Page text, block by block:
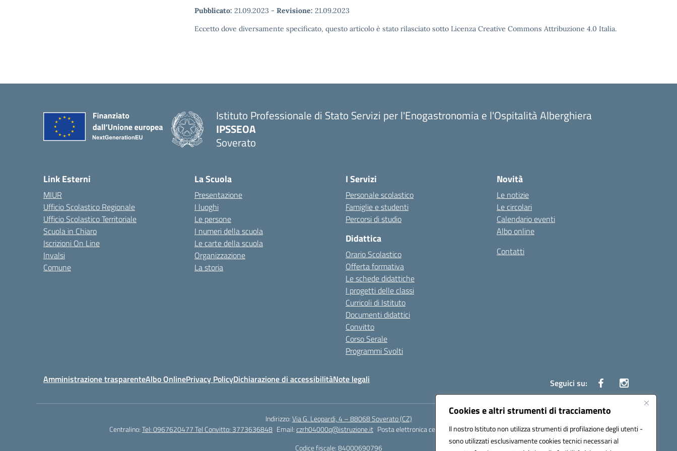
Cookies e altri strumenti di tracciamento
Il nostro Istituto non utilizza strumenti di profilazione degli utenti -
sono utilizzati esclusivamente cookies tecnici necessari al
Pubblicato: 21.09.2023 - Revisione: 21.09.2023
Eccetto dove diversamente specificato, questo articolo è stato rilasciato sotto Licenza Creative Commons Attribuzione 4.0 Italia.
Istituto Professionale di Stato Servizi per l'Enogastronomia e l'Ospitalità Alberghiera
IPSSEOA
Soverato
Link Esterni
MIUR
Ufficio Scolastico Regionale
Ufficio Scolastico Territoriale
Scuola in Chiaro
Iscrizioni On Line
Invalsi
Comune
La Scuola
Presentazione
I luoghi
Le persone
I numeri della scuola
Le carte della scuola
Organizzazione
La storia
I Servizi
Personale scolastico
Famiglie e studenti
Percorsi di studio
Didattica
Orario Scolastico
Offerta formativa
Le schede didattiche
I progetti delle classi
Curricoli di Istituto
Documenti didattici
Convitto
Corso Serale
Programmi Svolti
Novità
Le notizie
Le circolari
Calendario eventi
Albo online
Contatti
Amministrazione trasparenteAlbo OnlinePrivacy PolicyDichiarazione di accessibilitàNote legali Seguici su:
Indirizzo:Via G. Leopardi, 4 – 88068 Soverato (CZ)
Centralino:Tel: 0967620477 Tel Convitto: 3773636848 Email:czrh04000q@istruzione.it Posta elettronica certificata (PEC):czrh04000q@pec.istruzione.it
Codice fiscale: 84000690796